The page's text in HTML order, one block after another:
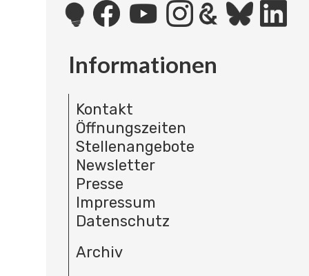
Informationen
Kontakt
Öffnungszeiten
Stellenangebote
Newsletter
Presse
Impressum
Datenschutz
Archiv